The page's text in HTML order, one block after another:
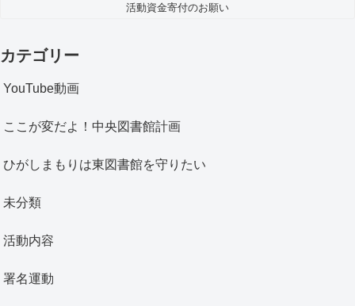
活動資金寄付のお願い
カテゴリー
YouTube動画
ここが変だよ！中央図書館計画
ひがしまもりは東図書館を守りたい
未分類
活動内容
署名運動